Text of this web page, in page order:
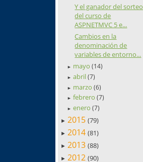
Y el ganador del sorteo
del curso de
ASPNETMVC 5 e...
Cambios en la
denominación de
variables de entorno...
► mayo(14)
► abril(7)
► marzo(6)
► febrero(7)
► enero(7)
► 2015 (79)
► 2014 (81)
► 2013 (88)
► 2012 (90)